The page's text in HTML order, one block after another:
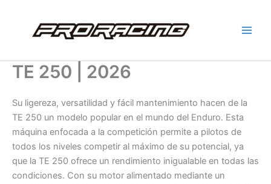
contenido
TE 250 | 2026
Su ligereza, versatilidad y fácil mantenimiento hacen de la
TE 250 un modelo popular en el mundo del Enduro. Esta
máquina enfocada a la competición permite a pilotos de
todos los niveles competir al máximo de su potencial, ya
que la TE 250 ofrece un rendimiento inigualable en todas las
condiciones. Con su motor alimentado mediante un